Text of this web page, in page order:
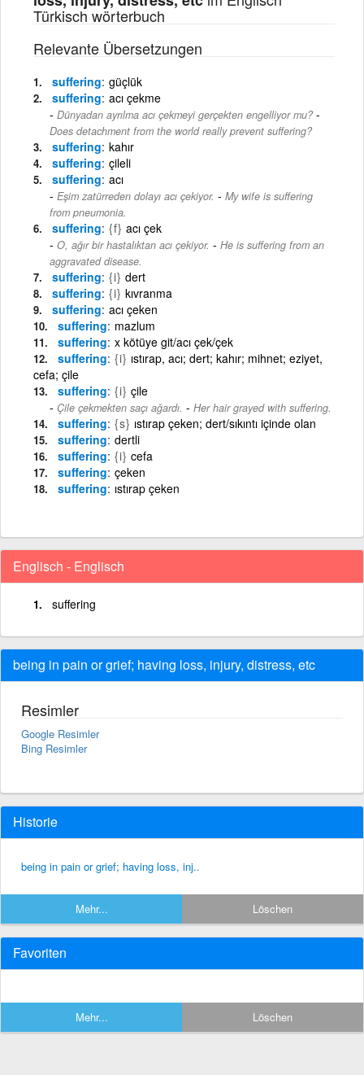
Türkisch wörterbuch
Relevante Übersetzungen
suffering güçlük
suffering acı çekme
Dünyadan ayrılma acı çekmeyi gerçekten engelliyor mu? -
Does detachment from the world really prevent suffering?
suffering kahır
suffering çileli
suffering acı
Eşim zatürreden dolayı acı çekiyor. - My wife is suffering
from pneumonia.
suffering {f} acı çek
O, ağır bir hastalıktan acı çekiyor. - He is suffering from an
aggravated disease.
suffering {i} dert
suffering {i} kıvranma
suffering acı çeken
suffering mazlum
suffering x kötüye git/acı çek/çek
suffering {i} ıstırap, acı; dert; kahır; mihnet; eziyet,
cefa; çile
suffering {i} çile
Çile çekmekten saçı ağardı. - Her hair grayed with suffering.
suffering {s} ıstırap çeken; dert/sıkıntı içinde olan
suffering dertli
suffering {i} cefa
suffering çeken
suffering ıstırap çeken
Englisch - Englisch
suffering
being in pain or grief; having loss, injury, distress, etc
Resimler
Google Resimler
Bing Resimler
Historie
being in pain or grief; having loss, inj..
Mehr... Löschen
Favoriten
Mehr... Löschen